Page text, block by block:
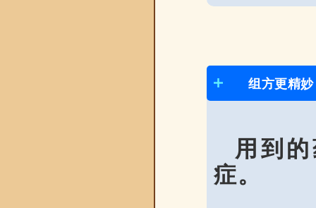
组方更精妙
用到
症。